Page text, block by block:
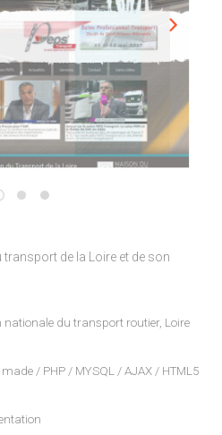
de la Loire et de son
nationale du transport routier, Loire
made / PHP / MYSQL / AJAX / HTML5